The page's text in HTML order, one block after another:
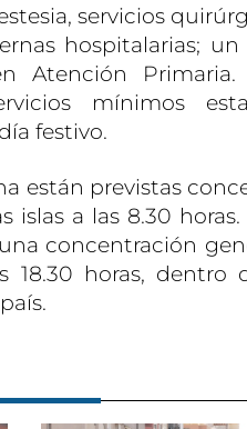
servicios
hospitalarias;
Atención
mínimos
festivo.
están previstas
islas a las 8.30 horas.
concentración
18.30 horas, dentro